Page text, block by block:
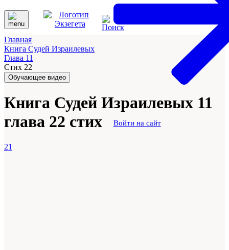
Войти на сайт
Главная
Книга Судей Израилевых
Глава 11
Стих 22
Обучающее видео
Книга Судей Израилевых 11
глава 22 стих
21